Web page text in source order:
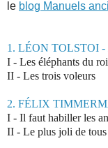
le blog Manuels
1. LÉON TOLSTOI -
I - Les éléphants du roi
II - Les trois voleurs
2. FÉLIX
I - Il faut habiller les
II - Le plus joli de